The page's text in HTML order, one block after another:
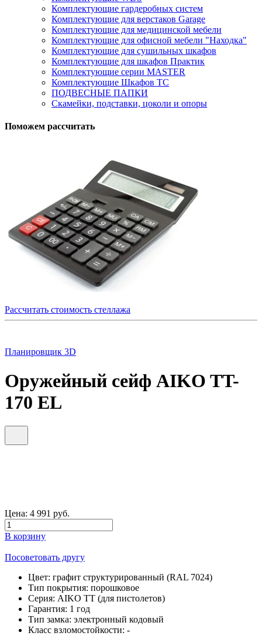
Комплектующие гардеробных систем
Комплектующие для верстаков Garage
Комплектующие для медицинской мебели
Комплектующие для офисной мебели "Находка"
Комплектующие для сушильных шкафов
Комплектующие для шкафов Практик
Комплектующие серии MASTER
Комплектующие Шкафов ТС
ПОДВЕСНЫЕ ПАПКИ
Скамейки, подставки, цоколи и опоры
Поможем рассчитать
Рассчитать стоимость стеллажа
Планировщик 3D
Оружейный сейф AIKO TT-
170 EL
Цена: 4 991 руб.
В корзину
Посоветовать другу
Цвет: графит структурированный (RAL 7024)
Тип покрытия: порошковое
Серия: AIKO TT (для пистолетов)
Гарантия: 1 год
Тип замка: электронный кодовый
Класс взломостойкости: -